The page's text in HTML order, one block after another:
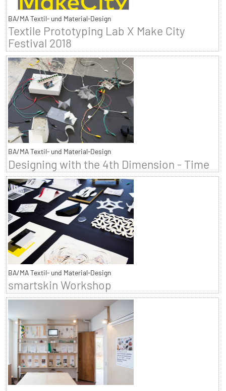
BA/MA Textil- und Material-Design
Textile Prototyping Lab X Make City
Festival 2018
BA/MA Textil- und Material-Design
Designing with the 4th Dimension - Time
BA/MA Textil- und Material-Design
smartskin Workshop